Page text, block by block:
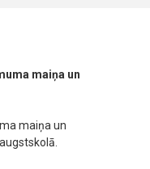
maiņa un
maiņa un